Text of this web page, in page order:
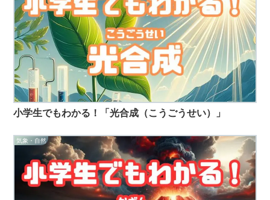
小学生でもわかる！「光合成（こうごうせい）」
気象・自然